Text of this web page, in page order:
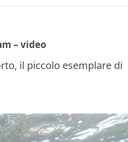
– video
il piccolo esemplare di